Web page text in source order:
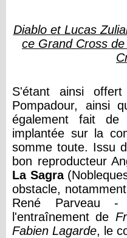
Diablo et Lucas
ce Grand Cross
S'étant ainsi
Pompadour, ainsi
également fait
implantée sur la
somme toute. Issu
bon reproducteur
La Sagra
obstacle,
René Parveau -
l'entraînement de
Fabien Lagarde, le